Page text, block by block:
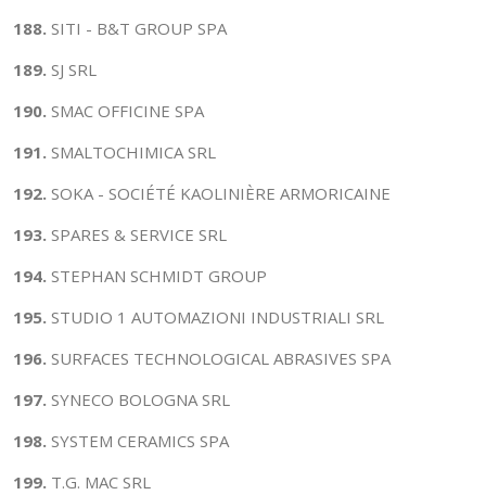
188. SITI - B&T GROUP SPA
189. SJ SRL
190. SMAC OFFICINE SPA
191. SMALTOCHIMICA SRL
192. SOKA - SOCIÉTÉ KAOLINIÈRE ARMORICAINE
193. SPARES & SERVICE SRL
194. STEPHAN SCHMIDT GROUP
195. STUDIO 1 AUTOMAZIONI INDUSTRIALI SRL
196. SURFACES TECHNOLOGICAL ABRASIVES SPA
197. SYNECO BOLOGNA SRL
198. SYSTEM CERAMICS SPA
199. T.G. MAC SRL